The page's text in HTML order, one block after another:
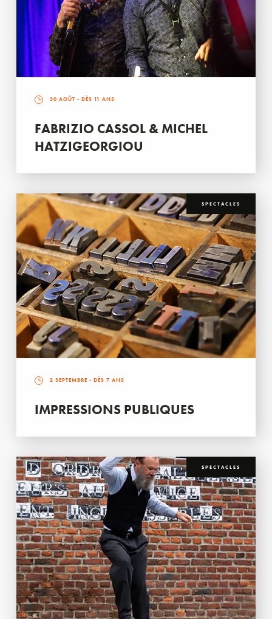
30 AOÛT - DÈS 11 ANS
FABRIZIO CASSOL & MICHEL
HATZIGEORGIOU
SPECTACLES
2 SEPTEMBRE - DÈS 7 ANS
IMPRESSIONS PUBLIQUES
SPECTACLES